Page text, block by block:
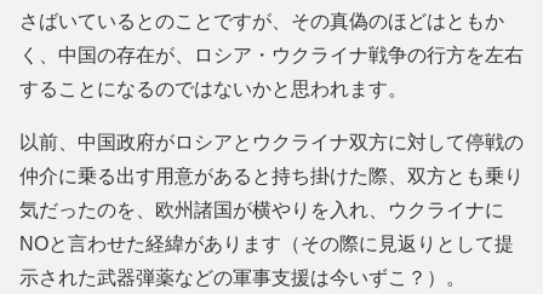
さばいているとのことですが、その真偽のほどはともか
く、中国の存在が、ロシア・ウクライナ戦争の行方を左右
することになるのではないかと思われます。
以前、中国政府がロシアとウクライナ双方に対して停戦の
仲介に乗る出す用意があると持ち掛けた際、双方とも乗り
気だったのを、欧州諸国が横やりを入れ、ウクライナに
NOと言わせた経緯があります（その際に見返りとして提
示された武器弾薬などの軍事支援は今いずこ？）。